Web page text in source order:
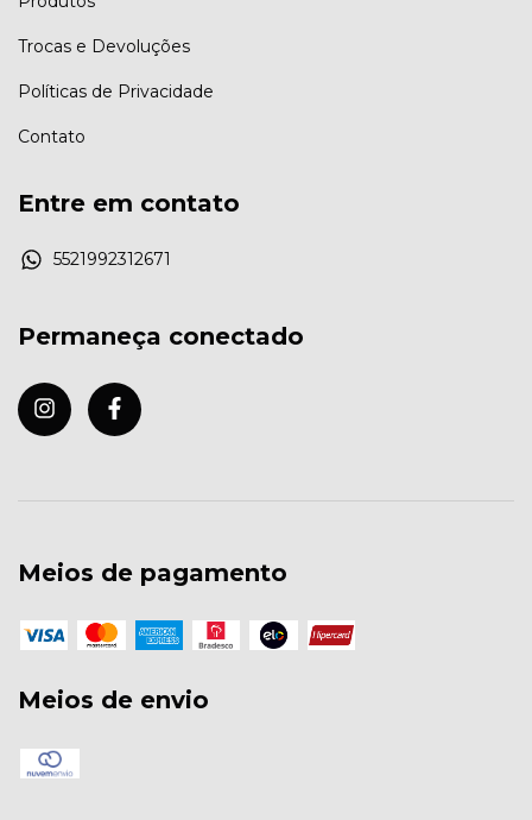
Trocas e Devoluções
Políticas de Privacidade
Contato
Entre em contato
5521992312671
Permaneça conectado
Meios de pagamento
Meios de envio